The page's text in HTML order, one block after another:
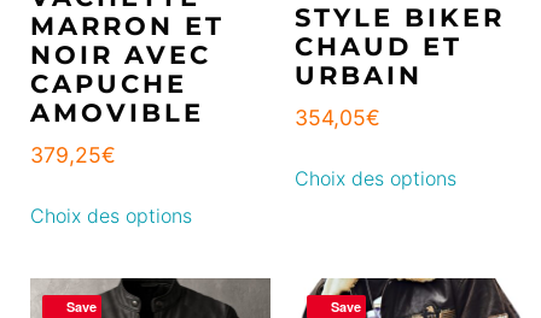
MARRON ET
NOIR AVEC
CAPUCHE
AMOVIBLE
379,25€
Choix des options
STYLE BIKER
CHAUD ET
URBAIN
354,05€
Choix des options
Save Save